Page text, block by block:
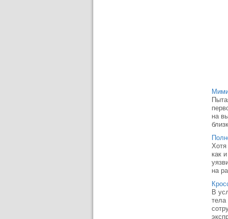
на
Хотя
как
на
В
тела